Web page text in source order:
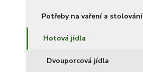
Potřeby na vaření a stolování
Hotová jídla
Dvouporcová jídla